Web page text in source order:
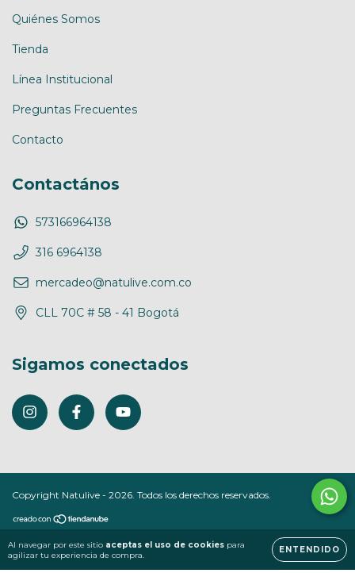
Al navegar por este sitio aceptas el uso de cookies para
agilizar tu experiencia de compra.
ENTENDIDO
Quiénes Somos
Tienda
Línea Institucional
Preguntas Frecuentes
Contacto
Contactános
573166964138
316 6964138
mercadeo@natulive.com.co
CLL 70C # 58 - 41 Bogotá
Sigamos conectados
Copyright Natulive - 2026. Todos los derechos reservados.